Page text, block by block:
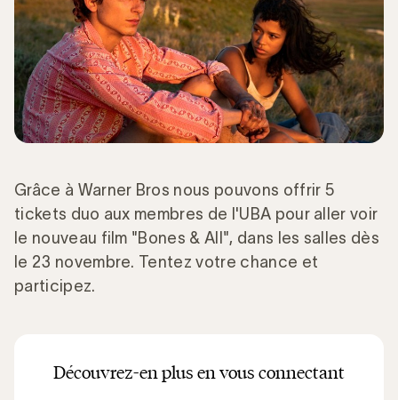
Grâce à Warner Bros nous pouvons offrir 5
tickets duo aux membres de l'UBA pour aller voir
le nouveau film "Bones & All", dans les salles dès
le 23 novembre. Tentez votre chance et
participez.
Découvrez-en plus en vous connectant